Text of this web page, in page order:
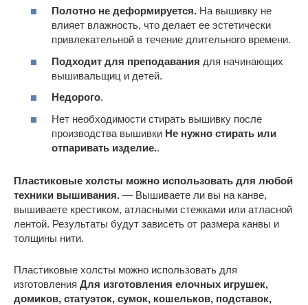
Полотно не деформируется. На вышивку не
влияет влажность, что делает ее эстетически
привлекательной в течение длительного времени.
Подходит для преподавания для начинающих
вышивальщиц и детей.
Недорого.
Нет необходимости стирать вышивку после
производства вышивки Не нужно стирать или
отпаривать изделие..
Пластиковые холсты можно использовать для любой
техники вышивания. — Вышиваете ли вы на канве,
вышиваете крестиком, атласными стежками или атласной
лентой. Результаты будут зависеть от размера канвы и
толщины нити.
Пластиковые холсты можно использовать для
изготовления Для изготовления елочных игрушек,
домиков, статуэток, сумок, кошельков, подставок,